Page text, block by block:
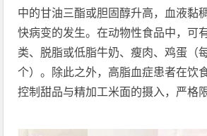
中的甘油三酯或胆固醇升高，血液黏
快病变的发生。在动物性食品中，可
类、脱脂或低脂牛奶、瘦肉、鸡蛋（
个）。除此之外，高脂血症患者在饮
控制甜品与精加工米面的摄入，严格